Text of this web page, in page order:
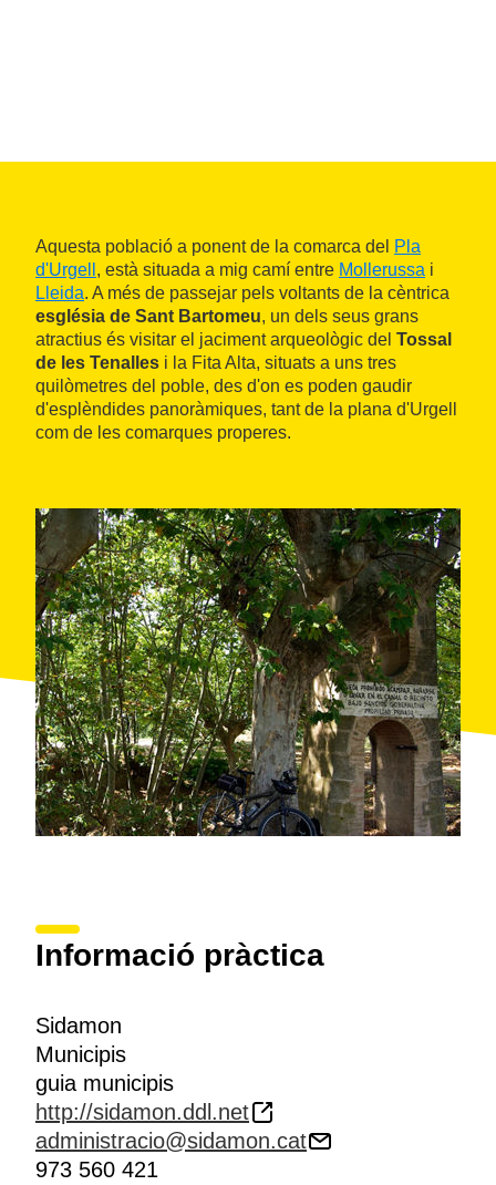
Aquesta població a ponent de la comarca del Pla
d'Urgell , està situada a mig camí entre Mollerussa i
Lleida. A més de passejar pels voltants de la cèntrica
església de Sant Bartomeu, un dels seus grans
atractius és visitar el jaciment arqueològic del Tossal
de les Tenalles i la Fita Alta, situats a uns tres
quilòmetres del poble, des d'on es poden gaudir
d'esplèndides panoràmiques, tant de la plana d'Urgell
com de les comarques properes.
Informació pràctica
Sidamon
Municipis
guia municipis
http://sidamon.ddl.net
administracio@sidamon.cat
973 560 421